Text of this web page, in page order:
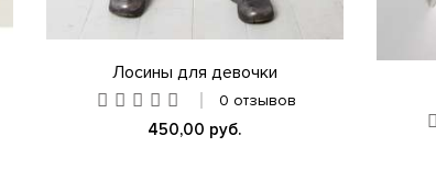
Лосины для девочки
0 отзывов
450,00 руб.